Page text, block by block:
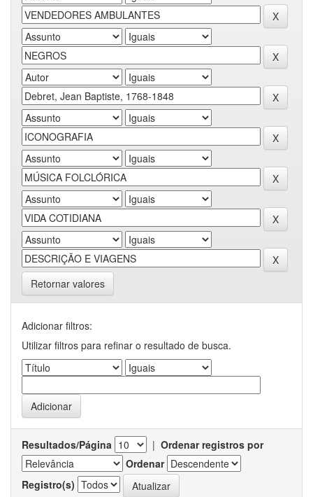
Retornar valores
Adicionar filtros:
Utilizar filtros para refinar o resultado de busca.
Resultados/Página | Ordenar registros por
Ordenar
Registro(s)